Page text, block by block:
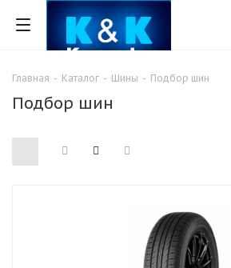
Главная - Каталог - Шины - Подбор шин
Подбор шин